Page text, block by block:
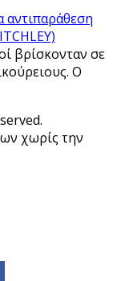
αντιπαράθεση
βρίσκονταν σε
Ο
χωρίς την